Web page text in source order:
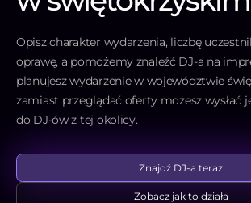
Opisz charakter wydarzenia, liczbę
oprawę, a pomożemy znaleźć DJ-a na
planujesz wydarzenie w województwie
zamiast przeglądać oferty możesz wysłać
do DJ-ów z tej okolicy.
Znajdź DJ-a teraz
Zobacz jak to działa